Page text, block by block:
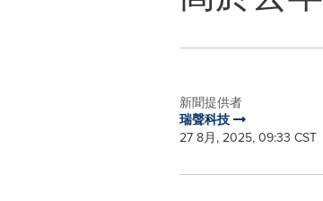
新聞提供者
瑞聲科技
27 8月, 2025, 09:33 CST